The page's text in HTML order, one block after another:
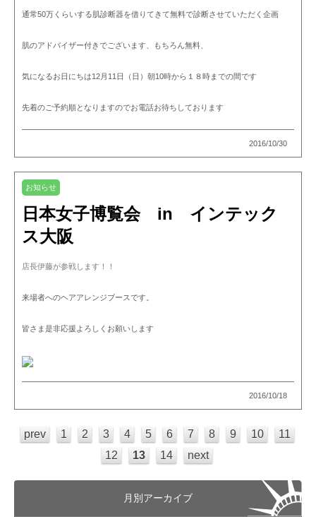
通常50万くらいする肌診断器を借りてきて無料で診断させていただく企画
肌のアドバイザー付きでございます、もちろん無料、
気になるお日にちは12月11日（日）朝10時から１８時までの間です
先着のご予約順となりますのでお電話お待ちしております
2016/10/30
お知らせ
日本女子博覧会 in インテック
ス大阪
店長伊藤が参戦します！！
来場者へのヘアアレンジブースです。
皆さま是非応援よろしくお願いします
2016/10/18
prev 1 2 3 4 5 6 7 8 9 10
11
12
13 14 next
月別アーカイブ